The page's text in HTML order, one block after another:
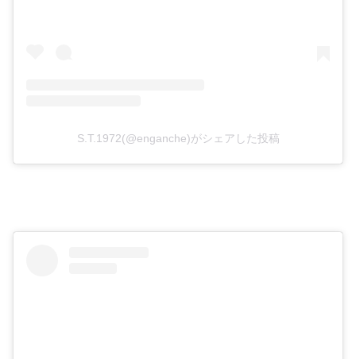
S.T.1972(@enganche)がシェアした投稿